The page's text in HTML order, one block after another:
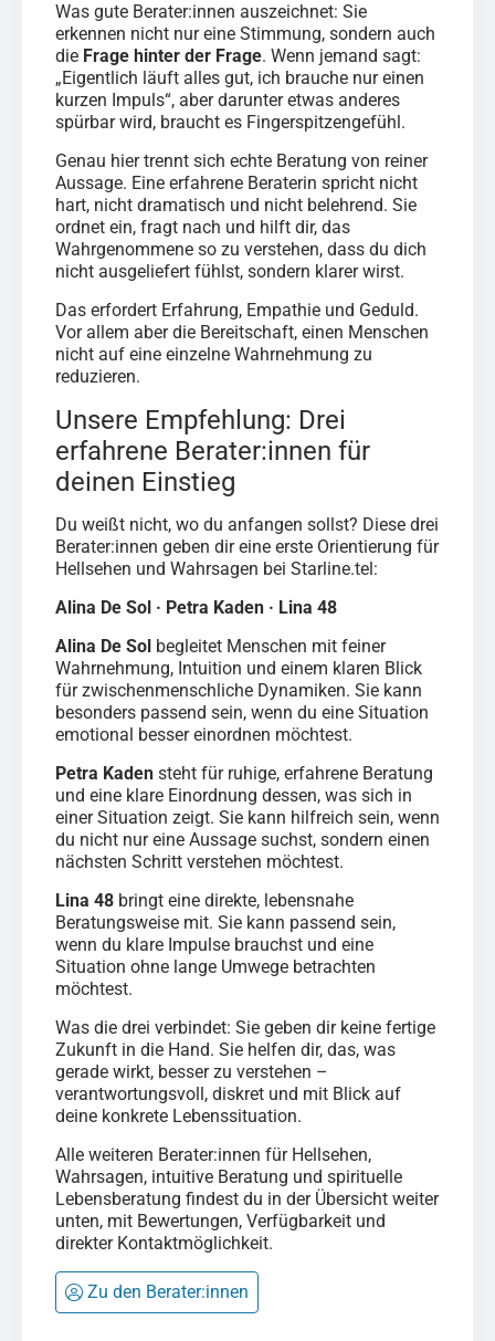
Was gute Berater:innen auszeichnet: Sie
erkennen nicht nur eine Stimmung, sondern auch
die Frage hinter der Frage. Wenn jemand sagt:
„Eigentlich läuft alles gut, ich brauche nur einen
kurzen Impuls“, aber darunter etwas anderes
spürbar wird, braucht es Fingerspitzengefühl.
Genau hier trennt sich echte Beratung von reiner
Aussage. Eine erfahrene Beraterin spricht nicht
hart, nicht dramatisch und nicht belehrend. Sie
ordnet ein, fragt nach und hilft dir, das
Wahrgenommene so zu verstehen, dass du dich
nicht ausgeliefert fühlst, sondern klarer wirst.
Das erfordert Erfahrung, Empathie und Geduld.
Vor allem aber die Bereitschaft, einen Menschen
nicht auf eine einzelne Wahrnehmung zu
reduzieren.
Unsere Empfehlung: Drei
erfahrene Berater:innen für
deinen Einstieg
Du weißt nicht, wo du anfangen sollst? Diese drei
Berater:innen geben dir eine erste Orientierung für
Hellsehen und Wahrsagen bei Starline.tel:
Alina De Sol · Petra Kaden · Lina 48
Alina De Sol begleitet Menschen mit feiner
Wahrnehmung, Intuition und einem klaren Blick
für zwischenmenschliche Dynamiken. Sie kann
besonders passend sein, wenn du eine Situation
emotional besser einordnen möchtest.
Petra Kaden steht für ruhige, erfahrene Beratung
und eine klare Einordnung dessen, was sich in
einer Situation zeigt. Sie kann hilfreich sein, wenn
du nicht nur eine Aussage suchst, sondern einen
nächsten Schritt verstehen möchtest.
Lina 48 bringt eine direkte, lebensnahe
Beratungsweise mit. Sie kann passend sein,
wenn du klare Impulse brauchst und eine
Situation ohne lange Umwege betrachten
möchtest.
Was die drei verbindet: Sie geben dir keine fertige
Zukunft in die Hand. Sie helfen dir, das, was
gerade wirkt, besser zu verstehen –
verantwortungsvoll, diskret und mit Blick auf
deine konkrete Lebenssituation.
Alle weiteren Berater:innen für Hellsehen,
Wahrsagen, intuitive Beratung und spirituelle
Lebensberatung findest du in der Übersicht weiter
unten, mit Bewertungen, Verfügbarkeit und
direkter Kontaktmöglichkeit.
Zu den Berater:innen